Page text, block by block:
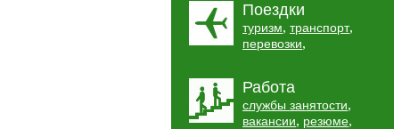
Поездки
туризм, транспорт,
перевозки,
Работа
службы занятости,
вакансии, резюме,